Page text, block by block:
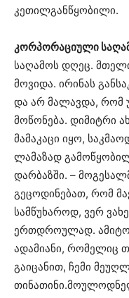
კეთილგანწყობილი.
კორპორაციული
საღამოს დღეც.
მოვიდა. ირინას
და არ მალავდა, რომ
მოწონება. დიმიტრი
მამაკაცი იყო,
ლამაზად
დარბაზში. –
გეცოდინებათ, რომ
სამწუხაროდ, ვერ
ერთდროულად.
ადამიანი, რომელიც
გაიცანით, ჩემი